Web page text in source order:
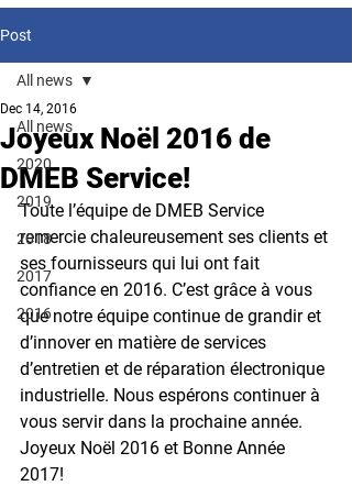
Post
All news
2020
2019
2018
2017
2016
All news
Joyeux Noël 2016 de
DMEB Service!
Dec 14, 2016
Toute l’équipe de DMEB Service
remercie chaleureusement ses clients et
ses fournisseurs qui lui ont fait
confiance en 2016. C’est grâce à vous
que notre équipe continue de grandir et
d’innover en matière de services
d’entretien et de réparation électronique
industrielle. Nous espérons continuer à
vous servir dans la prochaine année.
Joyeux Noël 2016 et Bonne Année
2017!